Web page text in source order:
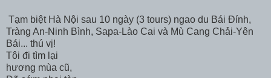
Tạm biệt Hà Nội sau 10 ngày (3 tours) ngao du Bái Đính,
Tràng An-Ninh Bình, Sapa-Lào Cai và Mù Cang Chải-Yên
Bái... thú vị!
Tôi đi tìm lại
hương mùa cũ,